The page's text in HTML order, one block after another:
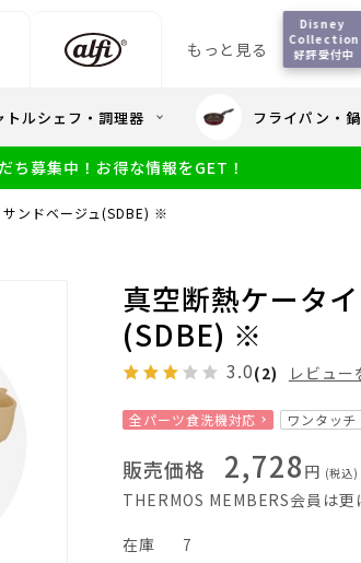
もっと見る
サーモスのeギ
Disney
Collection
好評受付中
幼児・園児向け水筒
水筒
トルシェフ・調理器 フライパン・
ち募集中！お得な情報をGET！
ンドベージュ(SDBE) ※
真空断熱ケータ
(SDBE) ※
3.0(2) レビュー
全パーツ食洗機対応 ワンタッチ
販売価格 2,728 円 (税込)
THERMOS MEMBERS会員は更
在庫
7